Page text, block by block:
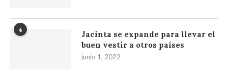
4
Jacinta se expande para llevar el
buen vestir a otros países
junio 1, 2022